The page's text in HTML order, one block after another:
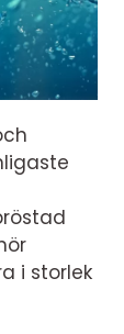
i storlek